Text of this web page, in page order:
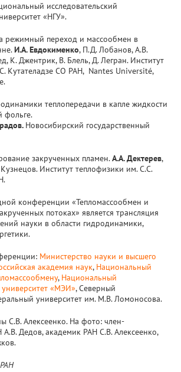
исследовательский
«НГУ».
режимный переход и массообмен в
И.А. Евдокименко, П.Д. Лобанов, А.В.
К. Джентрик, В. Блель, Д. Легран. Институт
Кутателадзе СО РАН, Nantes Université,
теплопередачи в капле жидкости
фольге.
Новосибирский государственный
закрученных пламен.А.А. Дектерев,
Институт теплофизики им. С.С.
конференции «Тепломассообмен и
потоках» является трансляция
науки в области гидродинамики,
Министерство науки и высшего
академия наук, Национальный
, Национальный
университет «МЭИ», Северный
университет им. М.В. Ломоносова.
С.В. Алексеенко. На фото: член-
Дедов, академик РАН С.В. Алексеенко,